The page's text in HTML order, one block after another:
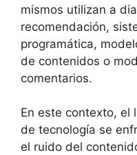
mismos utilizan a
recomendación,
programática,
de contenidos o
comentarios.
En este contexto, el
de tecnología se
el ruido del